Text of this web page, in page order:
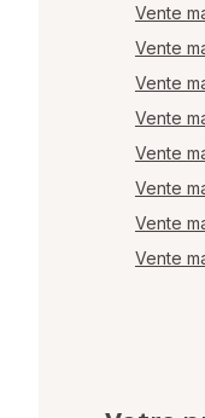
Vente
Vente
Vente
Vente
Vente
Vente
Vente
Vente